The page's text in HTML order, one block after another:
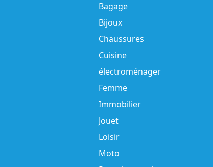
Bagage
Bijoux
Chaussures
Cuisine
électroménager
Femme
Immobilier
Jouet
Loisir
Moto